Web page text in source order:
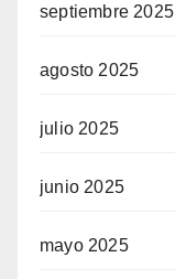
septiembre 2025
agosto 2025
julio 2025
junio 2025
mayo 2025